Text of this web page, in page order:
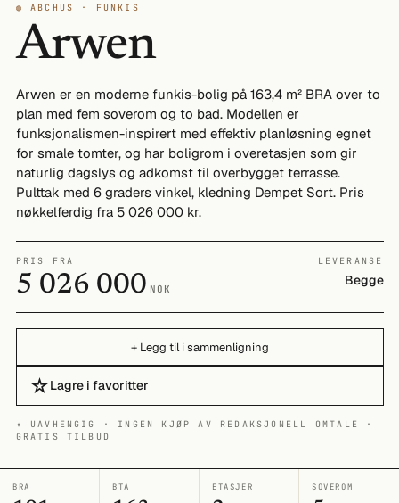
◍ ABCHUS · FUNKIS
Arwen
Arwen er en moderne funkis-bolig på 163,4 m² BRA over to
plan med fem soverom og to bad. Modellen er
funksjonalismen-inspirert med effektiv planløsning egnet
for smale tomter, og har boligrom i overetasjen som gir
naturlig dagslys og adkomst til overbygget terrasse.
Pulttak med 6 graders vinkel, kledning Dempet Sort. Pris
nøkkelferdig fra 5 026 000 kr.
PRIS FRA
5 026 000 NOK
LEVERANSE
Begge
+ Legg til i sammenligning
☆Lagre i favoritter
✦ UAVHENGIG · INGEN KJØP AV REDAKSJONELL OMTALE ·
GRATIS TILBUD
BRA BTA ETASJER SOVEROM